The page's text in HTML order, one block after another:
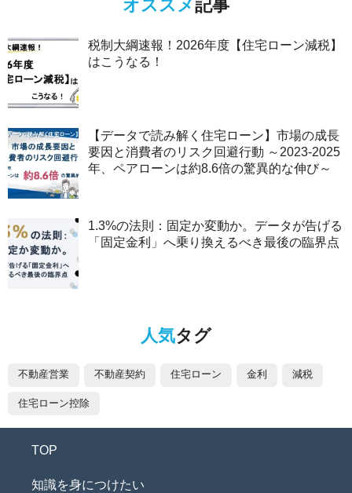
オススメ記事
税制大綱速報！2026年度【住宅ローン減税】
はこうなる！
【データで読み解く住宅ローン】市場の成長
要因と消費者のリスク回避行動 ～2023-2025
年、ペアローンは約8.6倍の驚異的な伸び～
1.3%の法則：固定か変動か。データが告げる
「固定金利」へ乗り換えるべき最後の臨界点
人気タグ
不動産営業 不動産契約 住宅ローン 金利 減税
住宅ローン控除
TOP
知識を身につけたい